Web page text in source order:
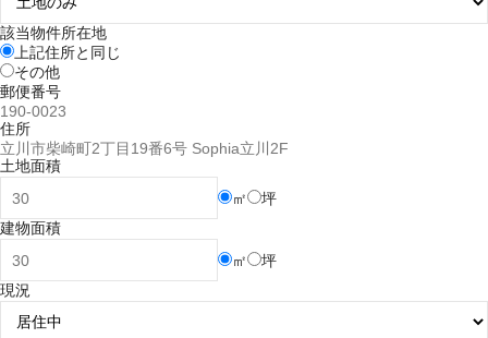
該当物件所在地
上記住所と同じ
その他
郵便番号
住所
土地面積
㎡
坪
建物面積
㎡
坪
現況